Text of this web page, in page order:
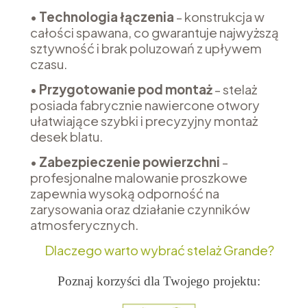
• Technologia łączenia - konstrukcja w
całości spawana, co gwarantuje najwyższą
sztywność i brak poluzowań z upływem
czasu.
• Przygotowanie pod montaż- stelaż
posiada fabrycznie nawiercone otwory
ułatwiające szybki i precyzyjny montaż
desek blatu.
• Zabezpieczenie powierzchni -
profesjonalne malowanie proszkowe
zapewnia wysoką odporność na
zarysowania oraz działanie czynników
atmosferycznych.
Dlaczego warto wybrać stelaż Grande?
Poznaj korzyści dla Twojego projektu: